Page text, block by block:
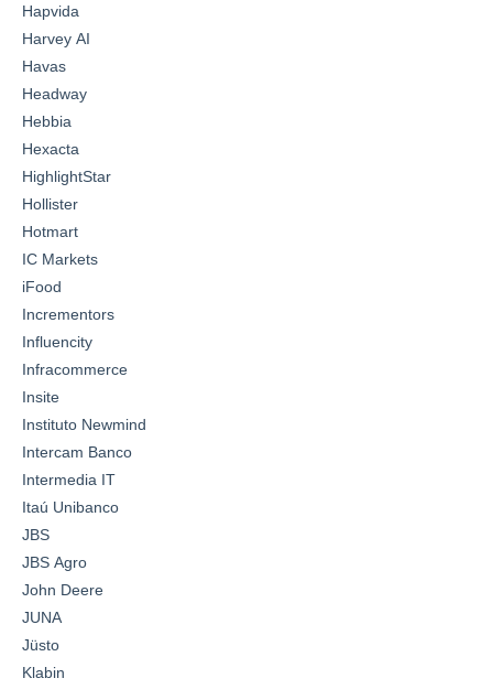
Hapvida
Harvey AI
Havas
Headway
Hebbia
Hexacta
HighlightStar
Hollister
Hotmart
IC Markets
iFood
Incrementors
Influencity
Infracommerce
Insite
Instituto Newmind
Intercam Banco
Intermedia IT
Itaú Unibanco
JBS
JBS Agro
John Deere
JUNA
Jüsto
Klabin